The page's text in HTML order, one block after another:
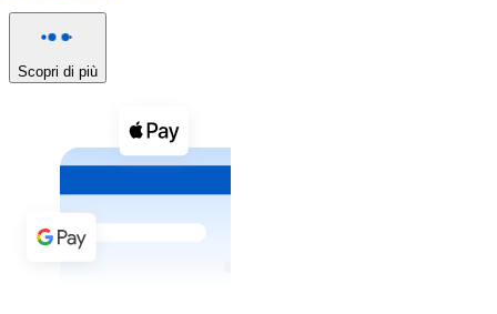
Vedi tutto
Buoni cripto
Acquista criptovalute in contanti e altri mezzi di
Acquista con contanti
Bonifico SEPA
Scopri di più